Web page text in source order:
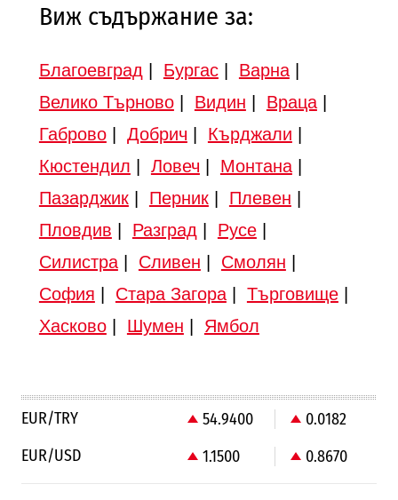
Виж съдържание за:
Благоевград Бургас| Варна|
Велико Търново| Видин Враца|
Габрово| Добрич Кърджали
Кюстендил
Ловеч Монтана|
Пазарджик| Перник| Плевен
Пловдив
Разград Русе|
Силистра| Сливен Смолян
София
Стара Загора| Търговище|
Хасково| Шумен Ямбол
EUR/TRY 54.9400
0.0182
EUR/USD
1.1500 0.8670